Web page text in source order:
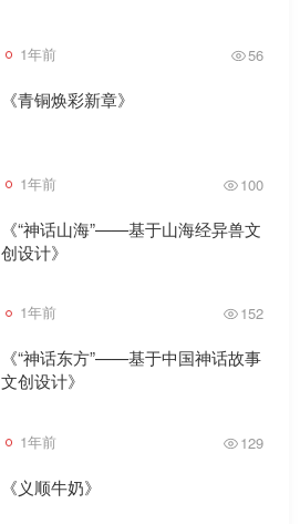
1年前 56
《青铜焕彩新章》
1年前 100
《“神话山海”——基于山海经异兽文
创设计》
1年前 152
《“神话东方”——基于中国神话故事
文创设计》
1年前 129
《义顺牛奶》